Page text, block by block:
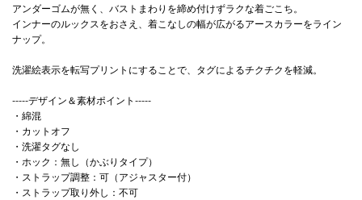
アンダーゴムが無く、バストまわりを締め付けずラクな着ごこち。
インナーのルックスをおさえ、着こなしの幅が広がるアースカラーをライン
ナップ。
洗濯絵表示を転写プリントにすることで、タグによるチクチクを軽減。
-----デザイン＆素材ポイント-----
・綿混
・カットオフ
・洗濯タグなし
・ホック：無し（かぶりタイプ）
・ストラップ調整：可（アジャスター付）
・ストラップ取り外し：不可